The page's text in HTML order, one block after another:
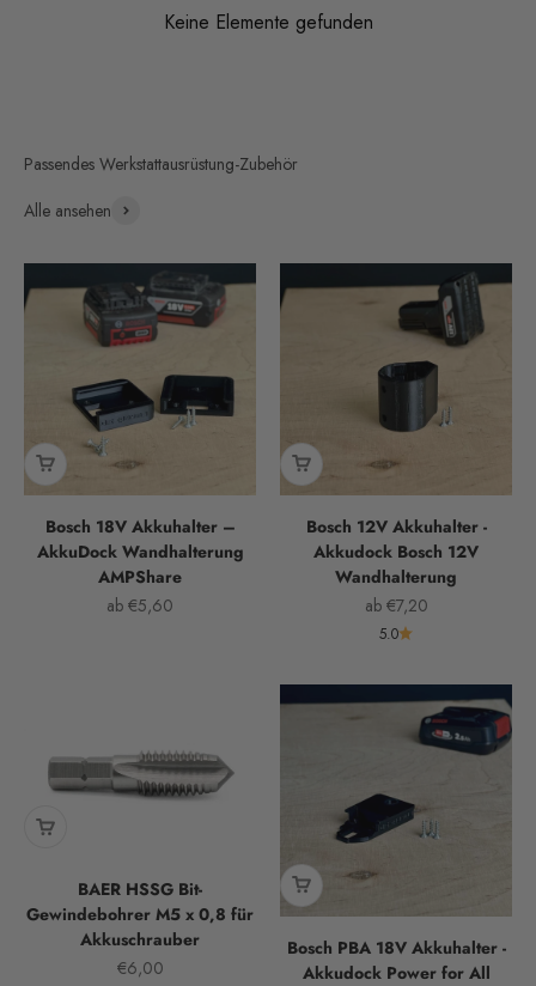
Keine Elemente gefunden
Alle ansehen
Bosch 18V Akkuhalter –
AkkuDock Wandhalterung
AMPShare
Angebot
ab €5,60
Bosch 12V Akkuhalter -
Akkudock Bosch 12V
Wandhalterung
Angebot
ab €7,20
5.0
BAER HSSG Bit-
Gewindebohrer M5 x 0,8 für
Akkuschrauber
Angebot
€6,00
Bosch PBA 18V Akkuhalter -
Akkudock Power for All